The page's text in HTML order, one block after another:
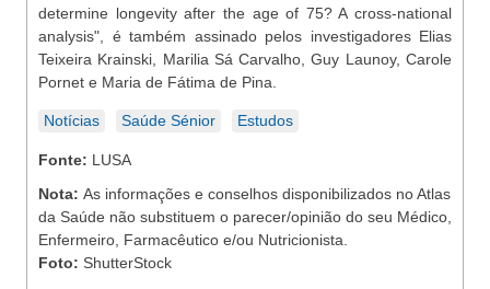
determine longevity after the age of 75? A cross-national
analysis", é também assinado pelos investigadores Elias
Teixeira Krainski, Marilia Sá Carvalho, Guy Launoy, Carole
Pornet e Maria de Fátima de Pina.
Notícias Saúde Sénior Estudos
Fonte: LUSA
Nota: As informações e conselhos disponibilizados no Atlas
da Saúde não substituem o parecer/opinião do seu Médico,
Enfermeiro, Farmacêutico e/ou Nutricionista.
Foto: ShutterStock